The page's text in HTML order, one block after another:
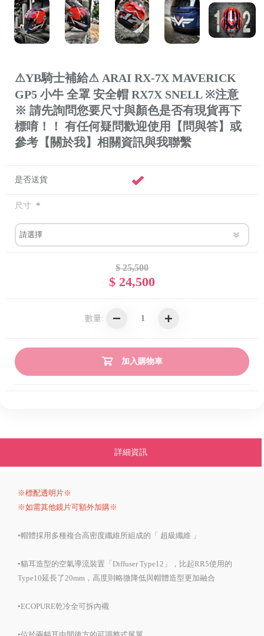
⚠YB騎士補給⚠ ARAI RX-7X MAVERICK
GP5 小牛 全罩 安全帽 RX7X SNELL ※注意
※ 請先詢問您要尺寸與顏色是否有現貨再下
標唷！！ 有任何疑問歡迎使用【問與答】或
參考【關於我】相關資訊與我聯繫
是否送貨
尺寸 *
$ 25,500
$ 24,500
數量:
加入購物車
詳細資訊
※標配透明片※
※如需其他鏡片可額外加購※
•帽體採用多種複合高密度纖維所組成的「 超級纖維 」
•貓耳造型的空氣導流裝置「Diffuser Type12」，比起RR5使用的
Type10延長了20mm，高度則略微降低與帽體造型更加融合
•ECOPURE乾冷全可拆內襯